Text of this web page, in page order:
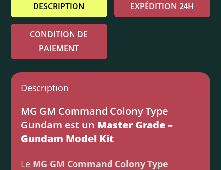
DESCRIPTION EXPÉDITION 24H
CONDITION DE
PAIEMENT
Description
MG GM Command Colony Type
Gundam est un Master Grade –
Gundam Model Kit
Le MG GM Command Colony Type